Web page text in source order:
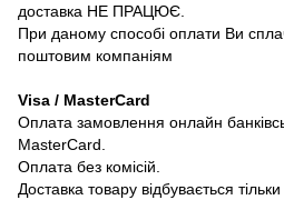
доставка НЕ ПРАЦЮЄ.
При даному способі оплати Ви
поштовим компаніям
Visa / MasterCard
Оплата замовлення онлайн
MasterCard.
Оплата без комісій.
Доставка товару відбувається